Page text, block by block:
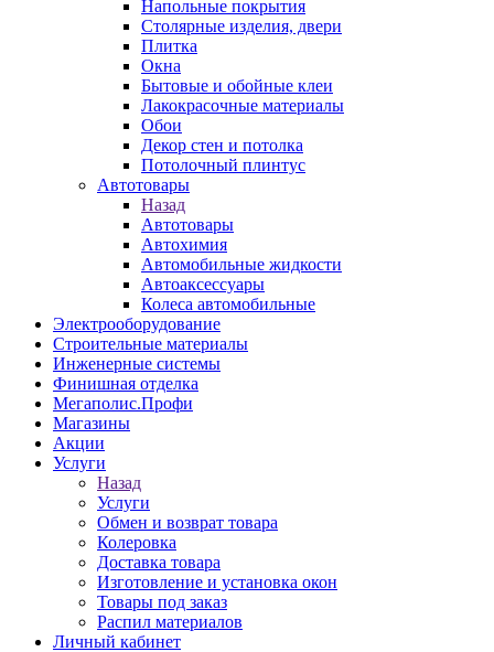
Напольные покрытия
Столярные изделия, двери
Плитка
Окна
Бытовые и обойные клеи
Лакокрасочные материалы
Обои
Декор стен и потолка
Потолочный плинтус
Автотовары
Назад
Автотовары
Автохимия
Автомобильные жидкости
Автоаксессуары
Колеса автомобильные
Электрооборудование
Строительные материалы
Инженерные системы
Финишная отделка
Мегаполис.Профи
Магазины
Акции
Услуги
Назад
Услуги
Обмен и возврат товара
Колеровка
Доставка товара
Изготовление и установка окон
Товары под заказ
Распил материалов
Личный кабинет